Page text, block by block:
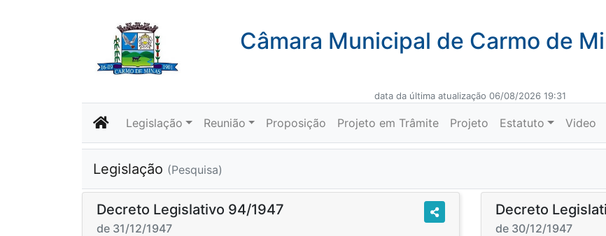
Câmara Municipal de Carmo de
data da última atualização 06/08/2026 19:31
Legislação Reunião Proposição Projeto em Trâmite Projeto Estatuto Video
Legislação (Pesquisa)
Decreto Legislativo 94/1947
de 31/12/1947
Decreto
de 30/12/1947